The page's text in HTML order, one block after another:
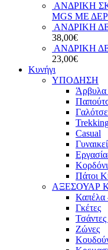
ΑΝΔΡΙΚΗ
MGS ΜΕ
ΑΝΔΡΙΚΗ
38,00€
ΑΝΔΡΙΚΗ
23,00€
Κυνήγι
ΥΠΟΔΗΣΗ
Άρβυλα
Casual
Πάτοι
ΑΞΕΣΟΥΑΡ
Καπέλα
Γκέτες
Τσάντες
Ζώνες